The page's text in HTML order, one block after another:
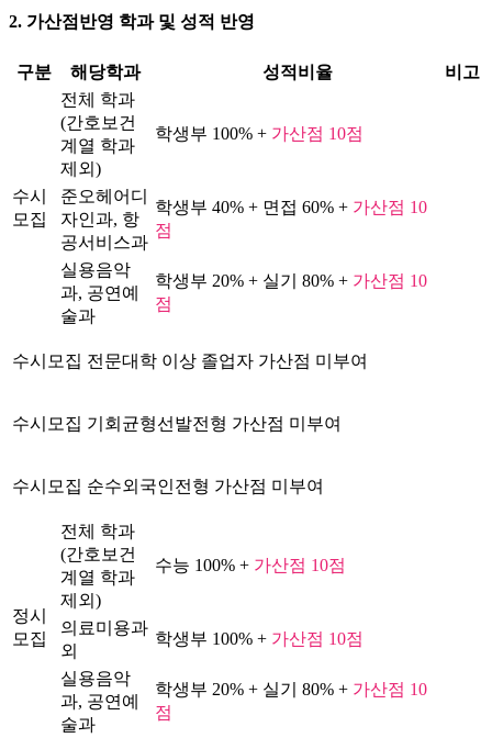
2. 가산점반영 학과 및 성적 반영
구분 해당학과 성적비율 비고
수시
모집
전체 학과
(간호보건
계열 학과
제외)
학생부 100% + 가산점 10점
준오헤어디
자인과, 항
공서비스과
학생부 40% + 면접 60% + 가산점 10
점
실용음악
과, 공연예
술과
학생부 20% + 실기 80% + 가산점 10
점
수시모집 전문대학 이상 졸업자 가산점 미부여
수시모집 기회균형선발전형 가산점 미부여
수시모집 순수외국인전형 가산점 미부여
정시
모집
전체 학과
(간호보건
계열 학과
제외)
수능 100% + 가산점 10점
의료미용과
외
학생부 100% + 가산점 10점
실용음악
과, 공연예
술과
학생부 20% + 실기 80% + 가산점 10
점